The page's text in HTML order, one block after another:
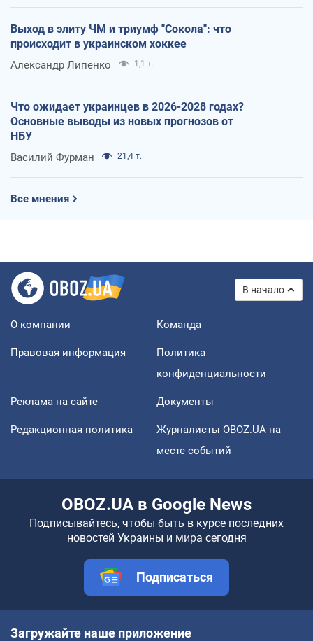
Выход в элиту ЧМ и триумф "Сокола": что
происходит в украинском хоккее
Александр Липенко 1,1 т.
Что ожидает украинцев в 2026-2028 годах?
Основные выводы из новых прогнозов от
НБУ
Василий Фурман 21,4 т.
Все мнения
В начало
О компании Команда
Правовая информация
Политика
конфиденциальности
Реклама на сайте Документы
Редакционная политика
Журналисты OBOZ.UA на
месте событий
OBOZ.UA в Google News
Подписывайтесь, чтобы быть в курсе последних
новостей Украины и мира сегодня
Подписаться
Загружайте наше приложение